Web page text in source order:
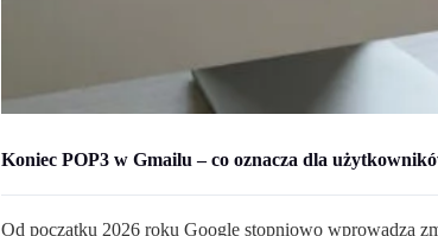
Koniec POP3 w Gmailu – co oznacza dla
Od początku 2026 roku Google stopniowo wprowadza